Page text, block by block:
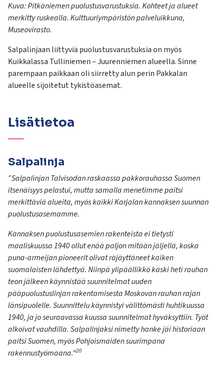
Kuva: Pitkäniemen puolustusvarustuksia. Kohteet ja alueet
merkitty ruskealla. Kulttuuriympäristön palveluikkuna,
Museovirasto.
Salpalinjaan liittyviä puolustusvarustuksiaon myös
Kuikkalassa Tulliniemen–Juurenniemenalueella. Sinne
parempaan paikkaanolisiirrettyalun perin Pakkalan
alueellesijoitetuttykistöasemat.
Lisätietoa
Salpalinja
“Salpalinjan Talvisodan raskaassa pakkorauhassa Suomen
itsenäisyys pelastui, mutta samalla menetimme paitsi
merkittäviä alueita, myös kaikki Karjalan kannaksen suunnan
puolustusasemamme.
Kannaksen puolustusasemien rakenteista ei tietysti
maaliskuussa 1940 ollut enää paljon mitään jäljellä, koska
puna-armeijan pioneerit olivat räjäyttäneet kaiken
suomalaisten lähdettyä. Niinpä ylipäällikkö käski heti rauhan
teon jälkeen käynnistää suunnitelmat uuden
pääpuolustuslinjan rakentamisesta Moskovan rauhan rajan
länsipuolelle. Suunnittelu käynnistyi välittömästi huhtikuussa
1940, ja jo seuraavassa kuussa suunnitelmat hyväksyttiin. Työt
alkoivat vauhdilla. Salpalinjaksi nimetty hanke jäi historiaan
paitsi Suomen, myös Pohjoismaiden suurimpana
rakennustyömaana.”20